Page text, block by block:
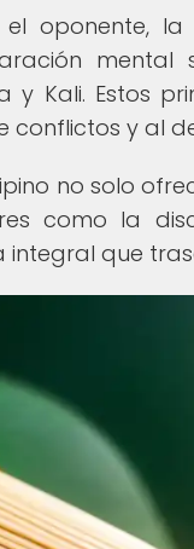
oponente,
mental
y Kali. Estos
conflictos y al
no solo
como la
integral que